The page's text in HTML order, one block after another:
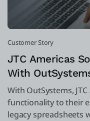
Customer Story
JTC Americas
With
With OutSystems,
functionality to their
legacy spreadsheets